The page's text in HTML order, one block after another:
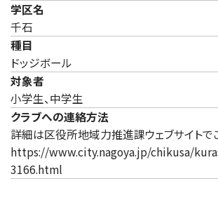
学区名
千石
種目
ドッジボール
対象者
小学生、中学生
クラブへの連絡方法
詳細は区役所地域力推進課ウェブサイトで
https://www.city.nagoya.jp/chikusa/
3166.html